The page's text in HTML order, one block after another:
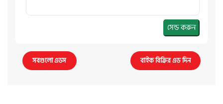
সেন্ড করুন
সবগুলো এডস বাইক বিক্রির এড দিন